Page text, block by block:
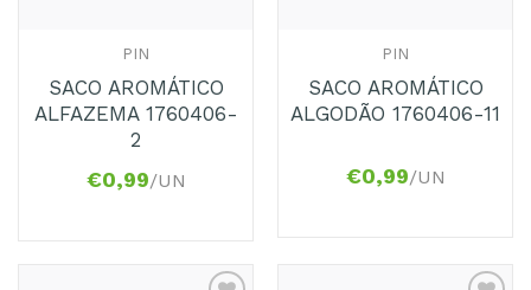
PIN
SACO AROMÁTICO
ALFAZEMA 1760406-
2
€0,99/UN
PIN
SACO AROMÁTICO
ALGODÃO 1760406-11
€0,99/UN